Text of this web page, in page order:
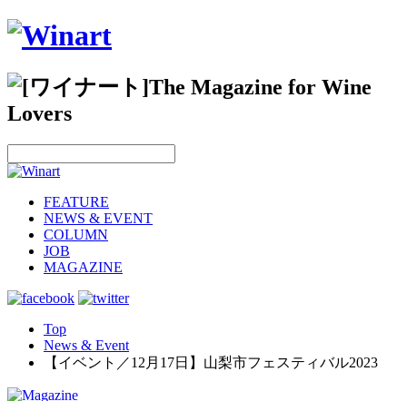
FEATURE
NEWS & EVENT
COLUMN
JOB
MAGAZINE
Top
News & Event
【イベント／12月17日】山梨市フェスティバル2023